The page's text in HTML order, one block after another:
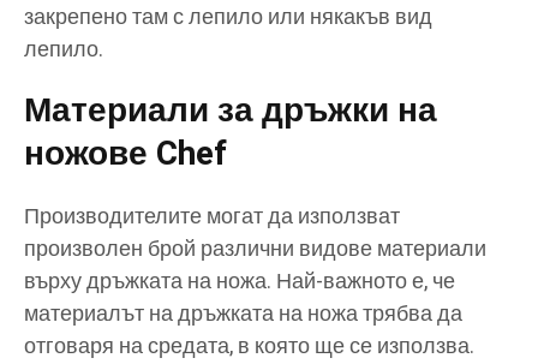
закрепено там с лепило или някакъв вид
лепило.
Материали за дръжки на
ножове Chef
Производителите могат да използват
произволен брой различни видове материали
върху дръжката на ножа. Най-важното е, че
материалът на дръжката на ножа трябва да
отговаря на средата, в която ще се използва.